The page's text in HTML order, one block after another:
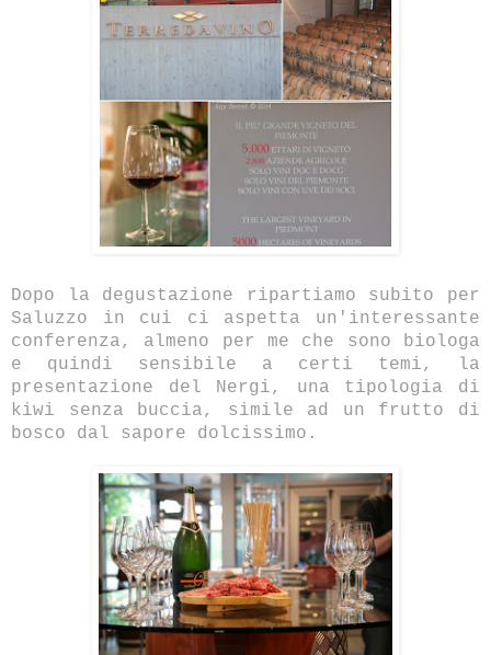
Dopo la degustazione ripartiamo subito per
Saluzzo in cui ci aspetta un'interessante
conferenza, almeno per me che sono biologa
e quindi sensibile a certi temi, la
presentazione del Nergi, una tipologia di
kiwi senza buccia, simile ad un frutto di
bosco dal sapore dolcissimo.